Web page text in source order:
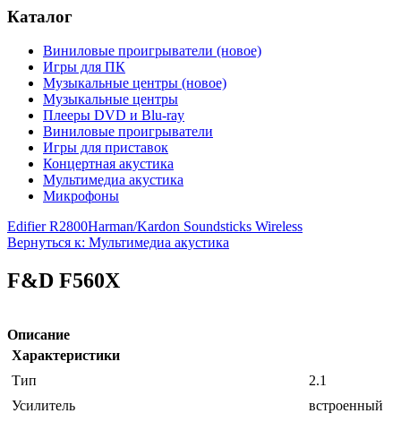
Каталог
Виниловые проигрыватели (новое)
Игры для ПК
Музыкальные центры (новое)
Музыкальные центры
Плееры DVD и Blu-ray
Виниловые проигрыватели
Игры для приставок
Концертная акустика
Мультимедиа акустика
Микрофоны
Edifier R2800Harman/Kardon Soundsticks Wireless
Вернуться к: Мультимедиа акустика
F&D F560X
Описание
Характеристики
Тип
2.1
Усилитель
встроенный